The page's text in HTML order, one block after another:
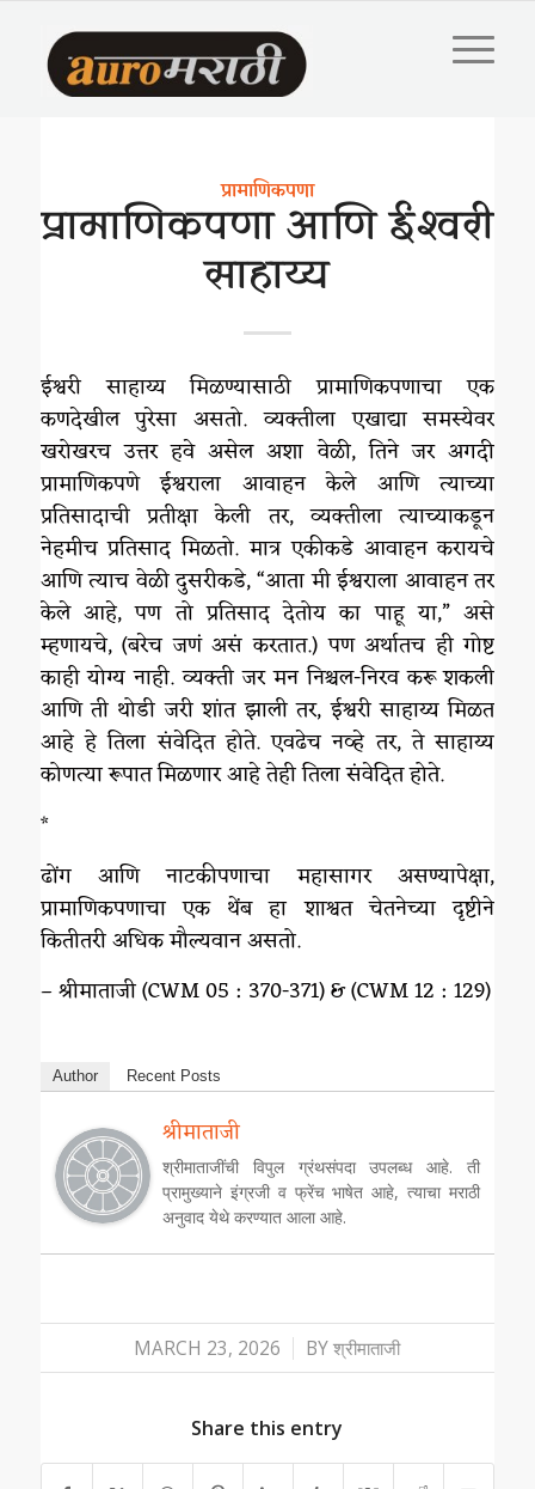
प्रामाणिकपणा
प्रामाणिकपणा आणि ईश्वरी
साहाय्य
ईश्वरी साहाय्य मिळण्यासाठी प्रामाणिकपणाचा एक
कणदेखील पुरेसा असतो. व्यक्तीला एखाद्या समस्येवर
खरोखरच उत्तर हवे असेल अशा वेळी, तिने जर अगदी
प्रामाणिकपणे ईश्वराला आवाहन केले आणि त्याच्या
प्रतिसादाची प्रतीक्षा केली तर, व्यक्तीला त्याच्याकडून
नेहमीच प्रतिसाद मिळतो. मात्र एकीकडे आवाहन करायचे
आणि त्याच वेळी दुसरीकडे, “आता मी ईश्वराला आवाहन तर
केले आहे, पण तो प्रतिसाद देतोय का पाहू या,” असे
म्हणायचे, (बरेच जणं असं करतात.) पण अर्थातच ही गोष्ट
काही योग्य नाही. व्यक्ती जर मन निश्चल-निरव करू शकली
आणि ती थोडी जरी शांत झाली तर, ईश्वरी साहाय्य मिळत
आहे हे तिला संवेदित होते. एवढेच नव्हे तर, ते साहाय्य
कोणत्या रूपात मिळणार आहे तेही तिला संवेदित होते.
*
ढोंग आणि नाटकीपणाचा महासागर असण्यापेक्षा,
प्रामाणिकपणाचा एक थेंब हा शाश्वत चेतनेच्या दृष्टीने
कितीतरी अधिक मौल्यवान असतो.
– श्रीमाताजी (CWM 05 : 370-371) & (CWM 12 : 129)
Author Recent Posts
श्रीमाताजी
श्रीमाताजींची विपुल ग्रंथसंपदा उपलब्ध आहे. ती
प्रामुख्याने इंग्रजी व फ्रेंच भाषेत आहे, त्याचा मराठी
अनुवाद येथे करण्यात आला आहे.
MARCH 23, 2026
/ BYश्रीमाताजी
Share this entry